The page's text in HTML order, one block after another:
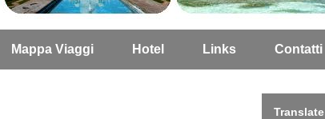
Mappa Viaggi Hotel Links Contatti
Translate